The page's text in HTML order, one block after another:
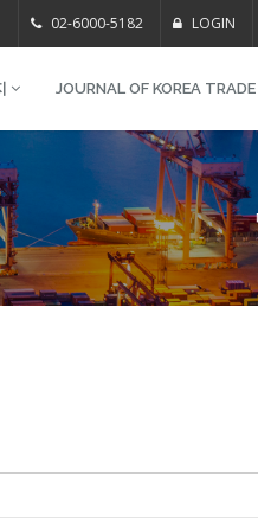
02-6000-5182 LOGIN
JOURNAL OF KOREA TRADE